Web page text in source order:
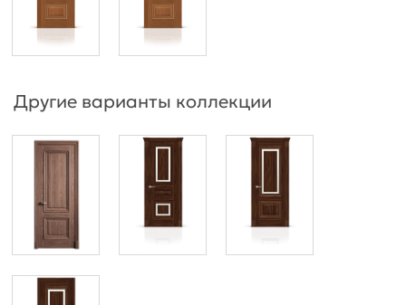
Другие варианты коллекции